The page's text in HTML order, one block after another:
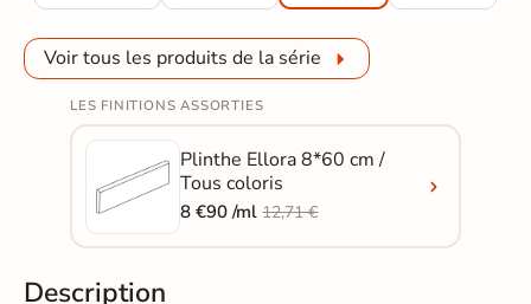
Voir tous les produits de la série
LES FINITIONS ASSORTIES
Plinthe Ellora 8*60 cm /
Tous coloris
8 €90 /ml12,71 €
Description